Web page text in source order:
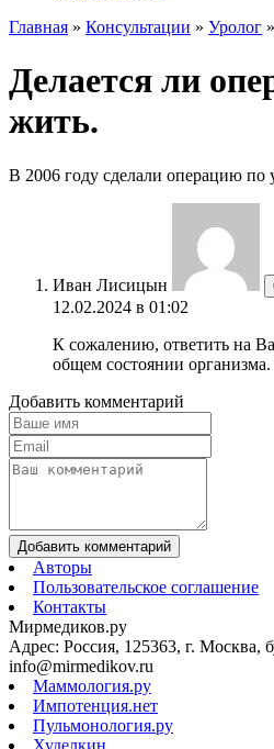
Главная » Консультации » Уролог »
Делается ли
жить.
В 2006 году сделали операцию по
Иван Лисицын
12.02.2024 в 01:02
К сожалению, ответить на
общем состоянии
Добавить комментарий
Добавить комментарий
Авторы
Пользовательское соглашение
Контакты
Мирмедиков.ру
Адрес: Россия, 125363, г. Москва,
info@mirmedikov.ru
Маммология.ру
Импотенция.нет
Пульмонология.ру
Худелкин